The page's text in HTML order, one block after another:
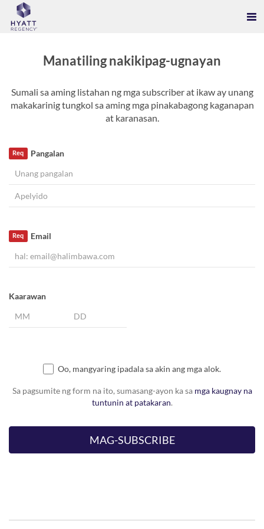
Manatiling nakikipag-ugnayan
Sumali sa aming listahan ng mga subscriber at ikaw ay unang
makakarinig tungkol sa aming mga pinakabagong kaganapan
at karanasan.
Pangalan
Req
Email
Req
Kaarawan
Oo, mangyaring ipadala sa akin ang mga alok.
Sa pagsumite ng form na ito, sumasang-ayon ka sa mga kaugnay na
tuntunin at patakaran.